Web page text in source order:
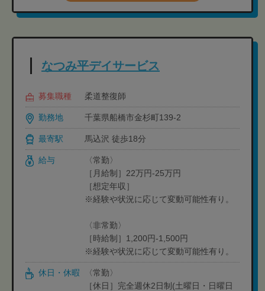
なつみ平デイサービス
募集職種 柔道整復師
勤務地 千葉県船橋市金杉町139-2
最寄駅 馬込沢 徒歩18分
給与
〈常勤〉
［月給制］22万円-25万円
［想定年収］
※経験や状況に応じて変動可能性有り。
〈非常勤〉
［時給制］1,200円-1,500円
※経験や状況に応じて変動可能性有り。
休日・休暇
〈常勤〉
［休日］完全週休2日制(土曜日・日曜日